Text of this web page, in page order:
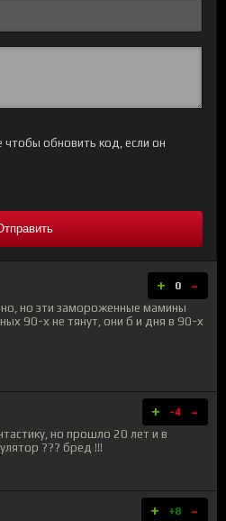
+ 0 -
но эти замороженные мамины
90-х не тянут, они б и дня в 90-х
+ -4 -
но прошло 20 лет и в
??? бред !!!
+ +8 -